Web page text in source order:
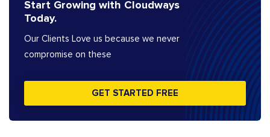
Start Growing with Cloudways
Today.
Our Clients Love us because we never
compromise on these
GET STARTED FREE